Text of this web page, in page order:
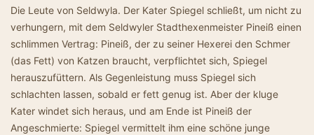
Die Leute von Seldwyla. Der Kater Spiegel schließt, um nicht zu
verhungern, mit dem Seldwyler Stadthexenmeister Pineiß einen
schlimmen Vertrag: Pineiß, der zu seiner Hexerei den Schmer
(das Fett) von Katzen braucht, verpflichtet sich, Spiegel
herauszufüttern. Als Gegenleistung muss Spiegel sich
schlachten lassen, sobald er fett genug ist. Aber der kluge
Kater windet sich heraus, und am Ende ist Pineiß der
Angeschmierte: Spiegel vermittelt ihm eine schöne junge